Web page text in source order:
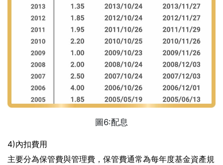
圖6:配息
4)內扣費用
主要分為保管費與管理費，保管費通常為每年度基金資產規